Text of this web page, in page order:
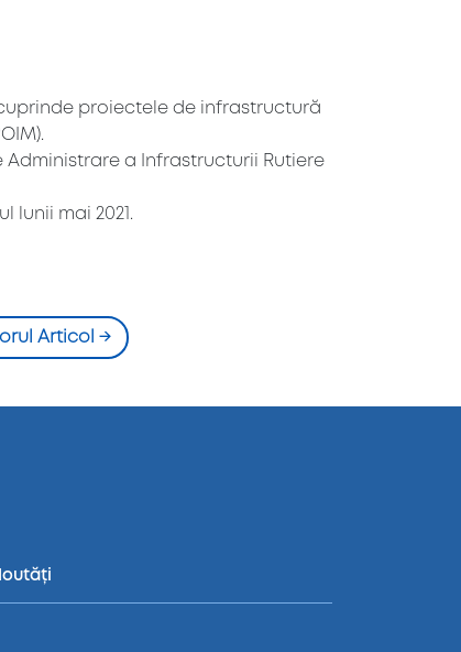
proiectele de infrastructură
a Infrastructurii Rutiere
lunii mai 2021.
Articol →